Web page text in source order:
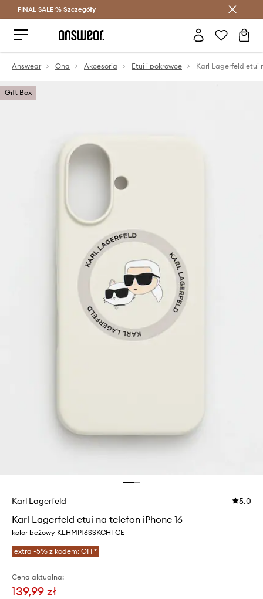
Oszczędzaj z Answear Club >
FINAL SALE % Szczegóły
Answear Ona Akcesoria Etui i pokrowce
Gift Box
Karl Lagerfeld 5.0
Karl Lagerfeld etui na telefon iPhone 16
kolor beżowy KLHMP16SSKCHTCE
extra -5% z kodem: OFF*
Cena aktualna:
139,99 zł